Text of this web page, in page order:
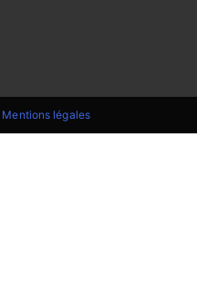
Mentions légales